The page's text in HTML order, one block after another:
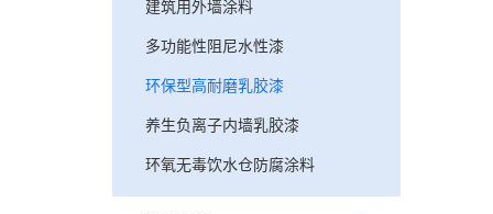
建筑用外墙涂料
多功能性阻尼水性漆
环保型高耐磨乳胶漆
养生负离子内墙乳胶漆
环氧无毒饮水仓防腐涂料